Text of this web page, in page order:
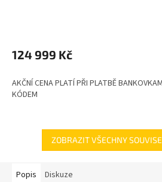
124 999 Kč
AKČNÍ CENA PLATÍ PŘI PLATBĚ
KÓDEM
ZOBRAZIT VŠECHNY
Popis Diskuze